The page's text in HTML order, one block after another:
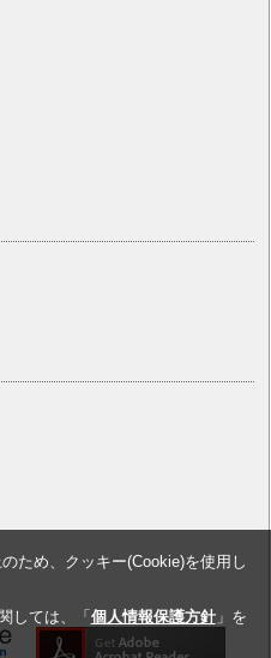
ため、クッキー(Cookie)を使用し
しては、「 個人情報保護方針」を